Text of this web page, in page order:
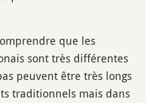
que les
sont très différentes
peuvent être très longs
traditionnels mais dans